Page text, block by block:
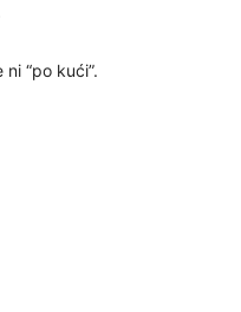
“po kući”.